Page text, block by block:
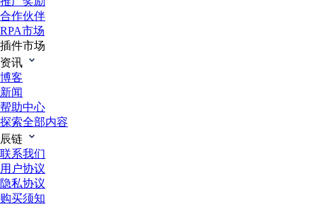
合作伙伴
RPA市场
插件市场
资讯
博客
新闻
帮助中心
探索全部内容
辰链
联系我们
用户协议
隐私协议
购买须知